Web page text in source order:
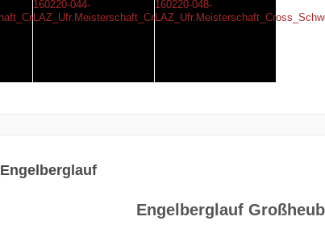
Engelberglauf